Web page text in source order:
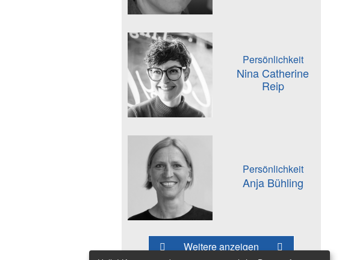
Persönlichkeit
Nina Catherine
Reip
Persönlichkeit
Anja Bühling
Weitere anzeigen